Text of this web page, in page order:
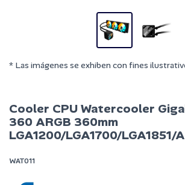
* Las imágenes se exhiben con fines
Cooler CPU Watercooler
360 ARGB 360mm
LGA1200/LGA1700/LGA1851/
WAT011